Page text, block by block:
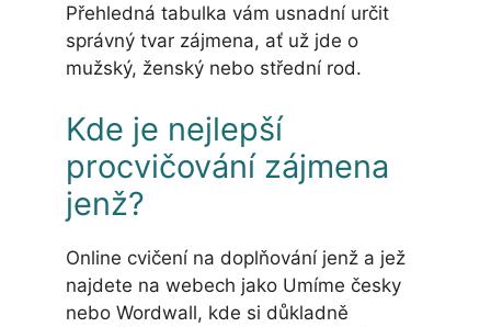
Přehledná tabulka vám usnadní určit
správný tvar zájmena, ať už jde o
mužský, ženský nebo střední rod.
Kde je nejlepší
procvičování zájmena
jenž?
Online cvičení na doplňování jenž a jež
najdete na webech jako Umíme česky
nebo Wordwall, kde si důkladně